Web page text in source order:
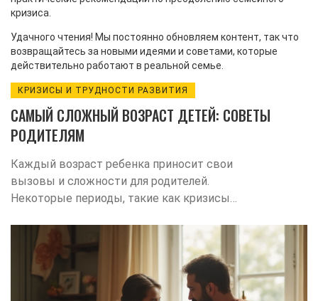
кризиса.
Удачного чтения! Мы постоянно обновляем контент, так что
возвращайтесь за новыми идеями и советами, которые
действительно работают в реальной семье.
КРИЗИСЫ И ТРУДНОСТИ РАЗВИТИЯ
САМЫЙ СЛОЖНЫЙ ВОЗРАСТ ДЕТЕЙ: СОВЕТЫ
РОДИТЕЛЯМ
Каждый возраст ребенка приносит свои
вызовы и сложности для родителей.
Некоторые периоды, такие как кризисы
трудными. В этот момент малыши
проходят важные этапы развития,
которые могут вызвать стресс и
непонимание. Эта статья предлагает